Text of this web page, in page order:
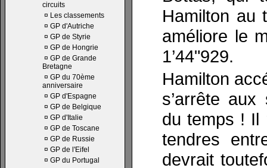
circuits
¤ Les classements
¤ GP d'Autriche
¤ GP de Styrie
¤ GP de Hongrie
¤ GP de Grande
Bretagne
¤ GP du 70ème
anniversaire
¤ GP d'Espagne
¤ GP de Belgique
¤ GP d'Italie
¤ GP de Toscane
¤ GP de Russie
¤ GP de l'Eifel
¤ GP du Portugal
Hamilton au
améliore le
1’44"929.
Hamilton
s’arrête aux
du temps ! Il
tendres
devrait